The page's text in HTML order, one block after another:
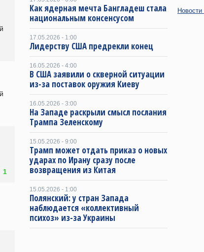
1
Как ядерная мечта Бангладеш стала
национальным консенсусом
17.05.2026 - 1:00
Лидерству США предрекли конец
16.05.2026 - 4:00
В США заявили о скверной ситуации
из-за поставок оружия Киеву
16.05.2026 - 3:00
На Западе раскрыли смысл послания
Трампа Зеленскому
15.05.2026 - 9:00
Трамп может отдать приказ о новых
ударах по Ирану сразу после
возвращения из Китая
15.05.2026 - 1:00
Полянский: у стран Запада
наблюдается «коллективный
психоз» из-за Украины